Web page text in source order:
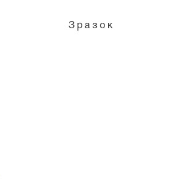
З р а з о к